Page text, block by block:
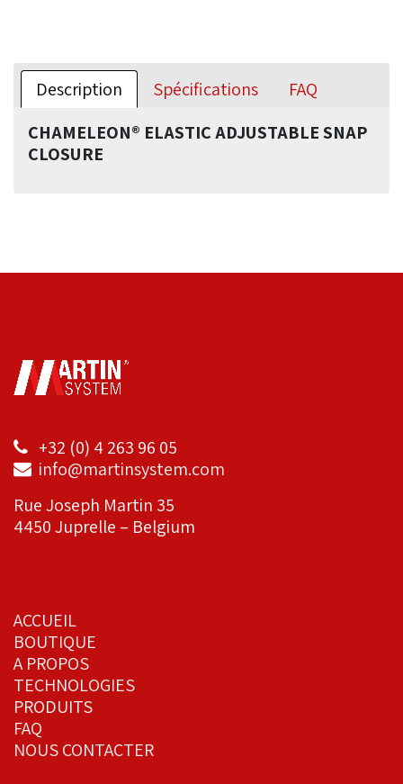
Description Spécifications
FAQ
CHAMELEON® ELASTIC ADJUSTABLE SNAP
CLOSURE
+32 (0) 4 263 96 05
info@martinsystem.com
Rue Joseph Martin 35
4450 Juprelle – Belgium
ACCUEIL
BOUTIQUE
A PROPOS
TECHNOLOGIES
PRODUITS
FAQ
NOUS CONTACTER